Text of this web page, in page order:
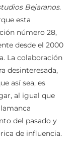
Bejaranos.
esta
número 28,
desde el 2000
La colaboración
desinteresada,
así sea, es
al igual que
del pasado y
de influencia.